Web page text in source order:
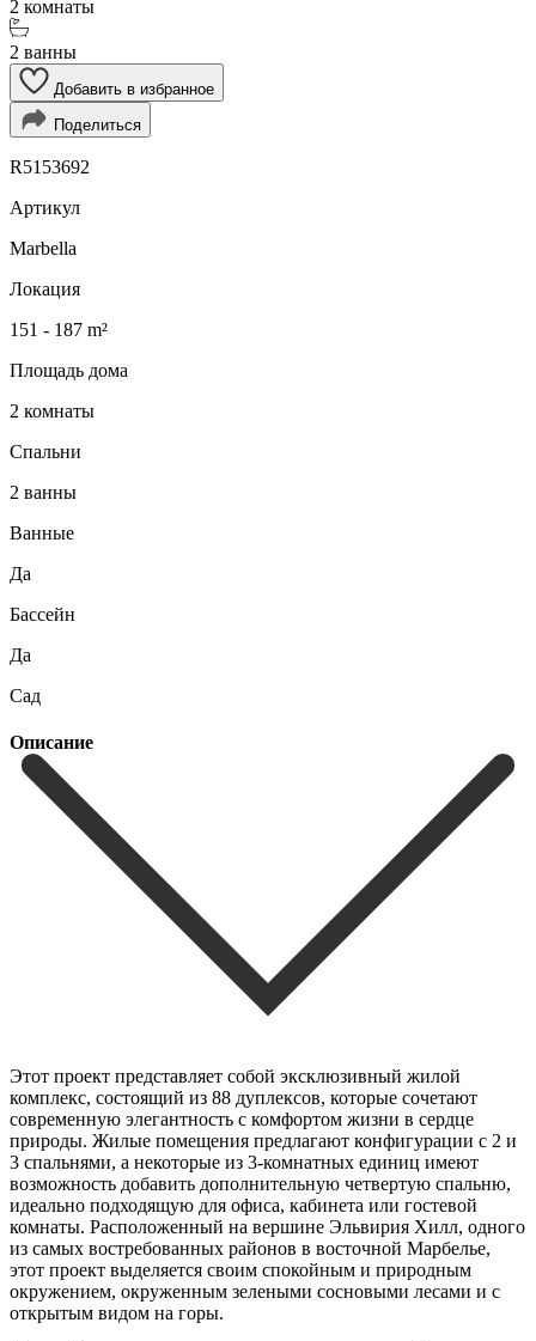
2 комнаты
2 ванны
Добавить в избранное
Поделиться
R5153692
Артикул
Marbella
Локация
151 - 187 m²
Площадь дома
2 комнаты
Спальни
2 ванны
Ванные
Да
Бассейн
Да
Сад
Описание
Этот проект представляет собой эксклюзивный жилой
комплекс, состоящий из 88 дуплексов, которые сочетают
современную элегантность с комфортом жизни в сердце
природы. Жилые помещения предлагают конфигурации с 2 и
3 спальнями, а некоторые из 3-комнатных единиц имеют
возможность добавить дополнительную четвертую спальню,
идеально подходящую для офиса, кабинета или гостевой
комнаты. Расположенный на вершине Эльвирия Хилл, одного
из самых востребованных районов в восточной Марбелье,
этот проект выделяется своим спокойным и природным
окружением, окруженным зелеными сосновыми лесами и с
открытым видом на горы.